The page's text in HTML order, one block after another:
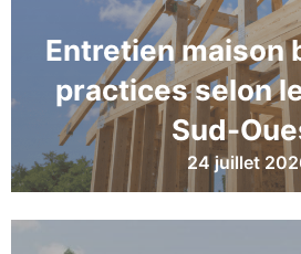
Entretien maison
practices selon
Sud-
24 juillet